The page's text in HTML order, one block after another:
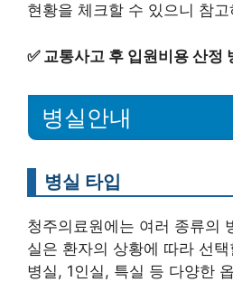
현황을 체크할 수 있으니 참고
✅ 교통사고 후 입원비용 산정
병실안내
병실 타입
청주의료원에는 여러 종류의
실은 환자의 상황에 따라 선
병실, 1인실, 특실 등 다양한